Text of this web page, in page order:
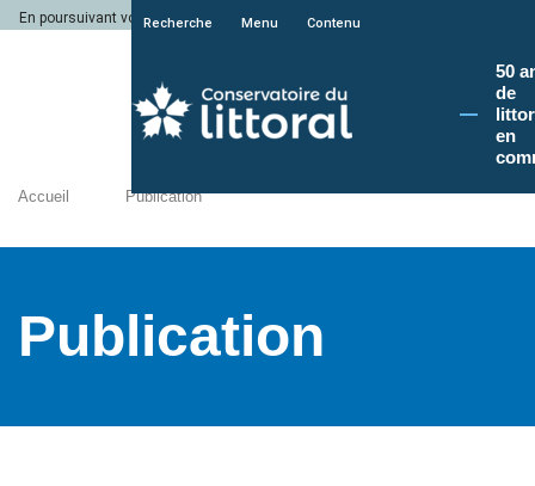
En poursuivant votre navigation sur le site du Conservatoire du littoral, vous
Recherche Menu Contenu
50
de
en
Accueil Publication
Publication